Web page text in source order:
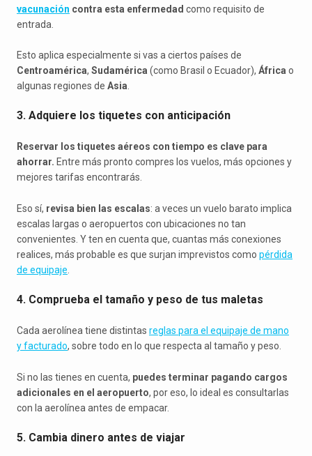
vacunación contra esta enfermedad como requisito de
entrada.
Esto aplica especialmente si vas a ciertos países de
Centroamérica, Sudamérica (como Brasil o Ecuador), África o
algunas regiones de Asia
3. Adquiere los tiquetes con anticipación
Reservar los tiquetes aéreos con tiempo es clave para
ahorrar. Entre más pronto compres los vuelos, más opciones y
mejores tarifas encontrarás.
Eso sí, revisa bien las escalas: a veces un vuelo barato implica
escalas largas o aeropuertos con ubicaciones no tan
convenientes. Y ten en cuenta que, cuantas más conexiones
realices, más probable es que surjan imprevistos como pérdida
de equipaje
4. Comprueba el tamaño y peso de tus maletas
Cada aerolínea tiene distintas reglas para el equipaje de mano
y facturado, sobre todo en lo que respecta al tamaño y peso.
Si no las tienes en cuenta, puedes terminar pagando cargos
adicionales en el aeropuerto, por eso, lo ideal es consultarlas
con la aerolínea antes de empacar.
5. Cambia dinero antes de viajar